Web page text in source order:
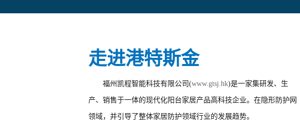
走进港特斯金
福州凯程智能科技有限公司(www.gtsj.hk)是一家集研发、生
产、销售于一体的现代化阳台家居产品高科技企业。在隐形防护网
领域，并引导了整体家居防护领域行业的发展趋势。